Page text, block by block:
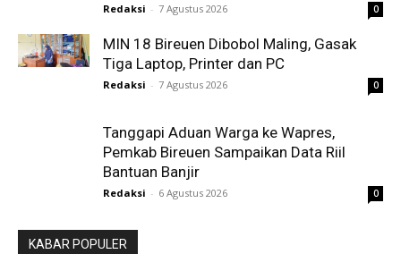
Redaksi - 7 Agustus 2026 0
MIN 18 Bireuen Dibobol Maling, Gasak
Tiga Laptop, Printer dan PC
Redaksi - 7 Agustus 2026 0
Tanggapi Aduan Warga ke Wapres,
Pemkab Bireuen Sampaikan Data Riil
Bantuan Banjir
Redaksi - 6 Agustus 2026 0
KABAR POPULER